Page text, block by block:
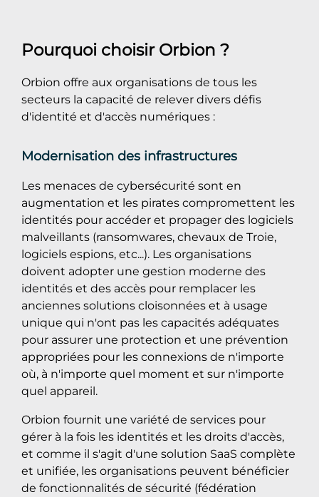
Pourquoi choisir Orbion ?
Orbion offre aux organisations de tous les
secteurs la capacité de relever divers défis
d'identité et d'accès numériques :
Modernisation des infrastructures
Les menaces de cybersécurité sont en
augmentation et les pirates compromettent les
identités pour accéder et propager des logiciels
malveillants (ransomwares, chevaux de Troie,
logiciels espions, etc...). Les organisations
doivent adopter une gestion moderne des
identités et des accès pour remplacer les
anciennes solutions cloisonnées et à usage
unique qui n'ont pas les capacités adéquates
pour assurer une protection et une prévention
appropriées pour les connexions de n'importe
où, à n'importe quel moment et sur n'importe
quel appareil.
Orbion fournit une variété de services pour
gérer à la fois les identités et les droits d'accès,
et comme il s'agit d'une solution SaaS complète
et unifiée, les organisations peuvent bénéficier
de fonctionnalités de sécurité (fédération